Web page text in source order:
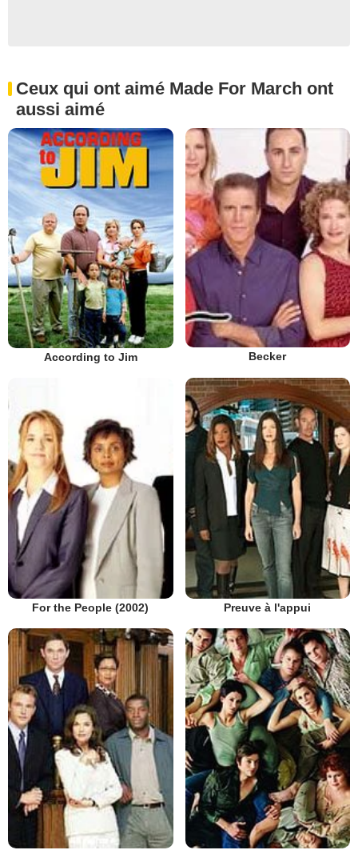
Ceux qui ont aimé Made For March ont
aussi aimé
According to Jim Becker
For the People (2002) Preuve à l'appui